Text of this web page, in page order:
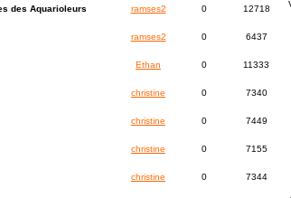
des Aquarioleurs ramses2 0 12718
ramses2 0 6437
Ethan 0 11333
christine 0 7340
christine 0 7449
christine 0 7155
christine 0 7344